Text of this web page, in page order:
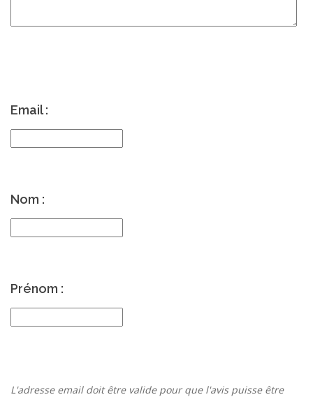
Email :
Nom :
Prénom :
L'adresse email doit être valide pour que l'avis puisse être